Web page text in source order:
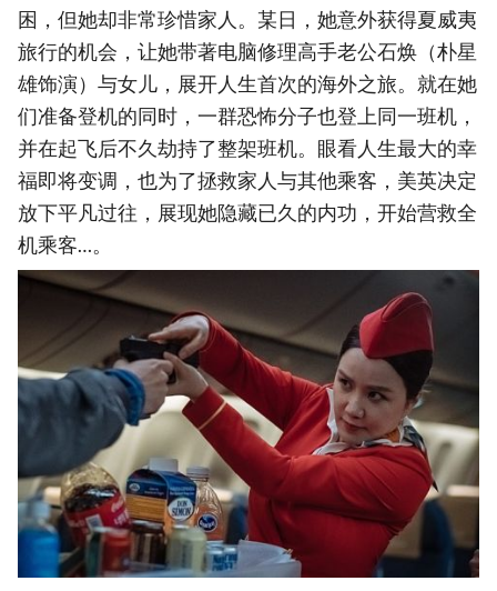
困，但她却非常珍惜家人。某日，她意外获得夏威夷
旅行的机会，让她带著电脑修理高手老公石焕（朴星
雄饰演）与女儿，展开人生首次的海外之旅。就在她
们准备登机的同时，一群恐怖分子也登上同一班机，
并在起飞后不久劫持了整架班机。眼看人生最大的幸
福即将变调，也为了拯救家人与其他乘客，美英决定
放下平凡过往，展现她隐藏已久的内功，开始营救全
机乘客…。